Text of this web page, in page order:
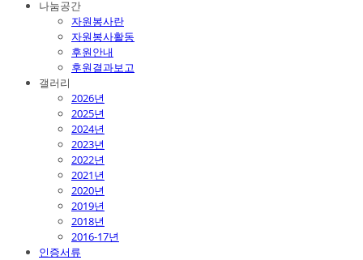
나눔공간
자원봉사란
자원봉사활동
후원안내
후원결과보고
갤러리
2026년
2025년
2024년
2023년
2022년
2021년
2020년
2019년
2018년
2016-17년
인증서류